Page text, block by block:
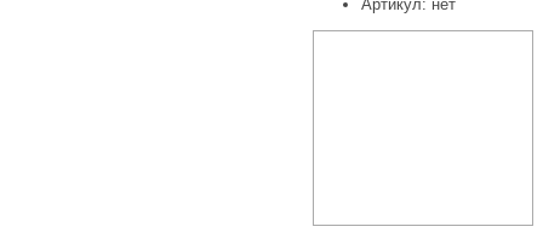
Артикул: нет